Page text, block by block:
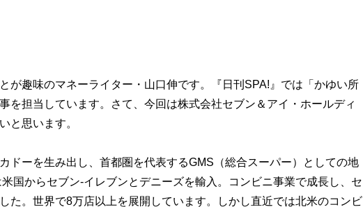
が趣味のマネーライター・山口伸です。『日刊SPA!』では「かゆい所
を担当しています。さて、今回は株式会社セブン＆アイ・ホールディ
と思います。
ドーを生み出し、首都圏を代表するGMS（総合スーパー）としての地
国からセブン-イレブンとデニーズを輸入。コンビニ事業で成長し、セ
た。世界で8万店以上を展開しています。しかし直近では北米のコンビ